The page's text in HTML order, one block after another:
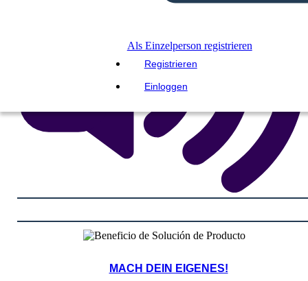
Als Einzelperson registrieren
Registrieren
Einloggen
MACH DEIN EIGENES!